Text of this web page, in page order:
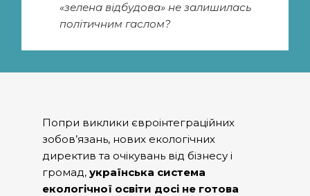
«зелена відбудова» не залишилась
політичним гаслом?
Попри виклики євроінтеграційних
зобов’язань, нових екологічних
директив та очікувань від бізнесу і
громад, українська система
екологічної освіти досі не готова